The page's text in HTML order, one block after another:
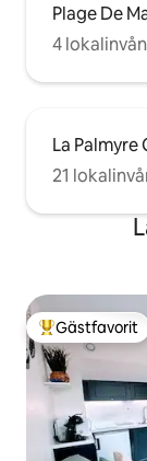
Plage De
4
La Palmyre
21
Populär
Gästfavorit